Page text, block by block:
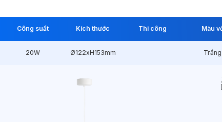
Công suất Kích thước Thi công Màu
20W Ø122xH153mm Trắng